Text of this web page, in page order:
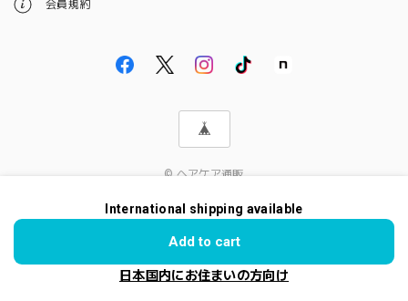
会員規約
© ヘアケア通販
International shipping available
Add to cart
日本国内にお住まいの方向け